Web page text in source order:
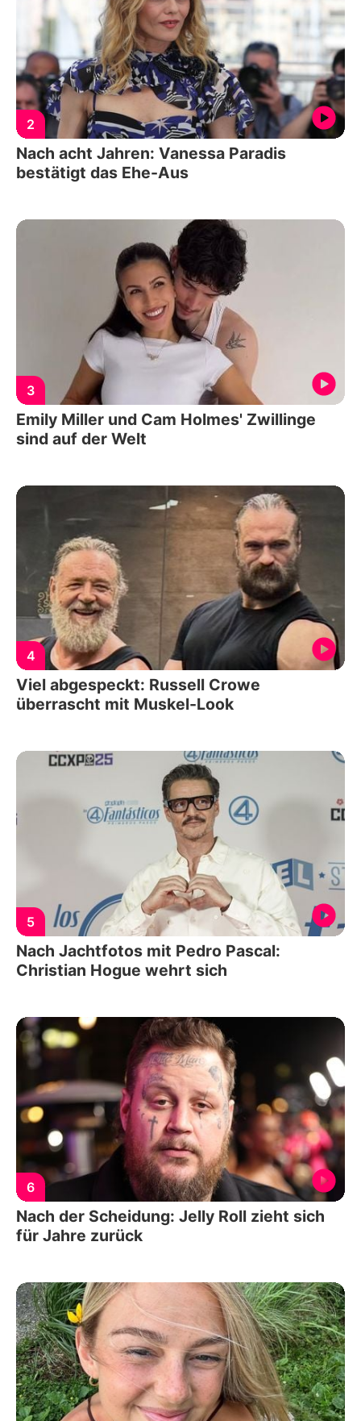
2
Nach acht Jahren: Vanessa Paradis
bestätigt das Ehe-Aus
3
Emily Miller und Cam Holmes' Zwillinge
sind auf der Welt
4
Viel abgespeckt: Russell Crowe
überrascht mit Muskel-Look
5
Nach Jachtfotos mit Pedro Pascal:
Christian Hogue wehrt sich
6
Nach der Scheidung: Jelly Roll zieht sich
für Jahre zurück